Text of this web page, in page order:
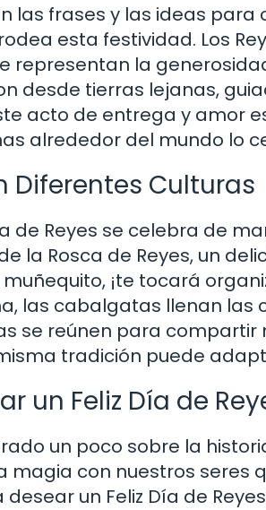
las frases y las ideas
esta festividad. Los
representan la
desde tierras lejanas,
acto de entrega y amor
alrededor del mundo lo
Diferentes Culturas
de Reyes se celebra de
la Rosca de Reyes, un
¡te tocará
las cabalgatas llenan las
se reúnen para compartir
tradición puede
un Feliz Día de
un poco sobre la
con nuestros seres
un Feliz Día de